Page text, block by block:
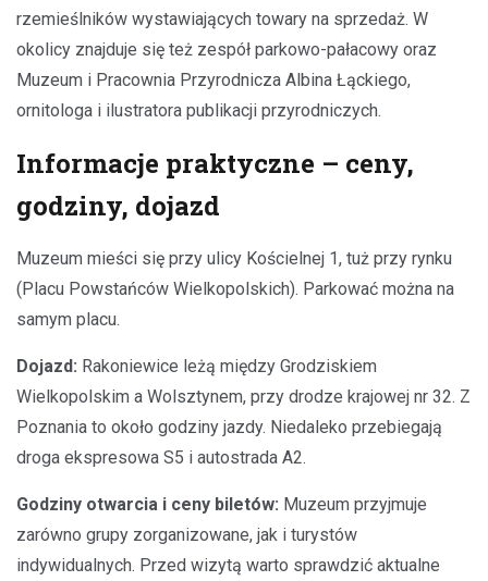
rzemieślników wystawiających towary na sprzedaż. W
okolicy znajduje się też zespół parkowo-pałacowy oraz
Muzeum i Pracownia Przyrodnicza Albina Łąckiego,
ornitologa i ilustratora publikacji przyrodniczych.
Informacje praktyczne – ceny,
godziny, dojazd
Muzeum mieści się przy ulicy Kościelnej 1, tuż przy rynku
(Placu Powstańców Wielkopolskich). Parkować można na
samym placu.
Dojazd: Rakoniewice leżą między Grodziskiem
Wielkopolskim a Wolsztynem, przy drodze krajowej nr 32. Z
Poznania to około godziny jazdy. Niedaleko przebiegają
droga ekspresowa S5 i autostrada A2.
Godziny otwarcia i ceny biletów: Muzeum przyjmuje
zarówno grupy zorganizowane, jak i turystów
indywidualnych. Przed wizytą warto sprawdzić aktualne